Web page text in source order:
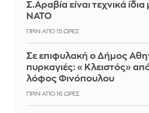
Σ.Αραβία είναι τεχνικά
ΝΑΤΟ
ΠΡΙΝ ΑΠΌ 15 ΏΡΕΣ
Σε επιφυλακή ο Δήμος
πυρκαγιές: «Κλειστός»
λόφος Φινόπουλου
ΠΡΙΝ ΑΠΌ 16 ΏΡΕΣ